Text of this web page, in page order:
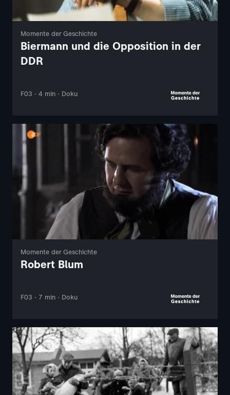
Momente der Geschichte
Biermann und die Opposition in der
DDR
F03 · 4 min · Doku
Momente der Geschichte
Robert Blum
F03 · 7 min · Doku